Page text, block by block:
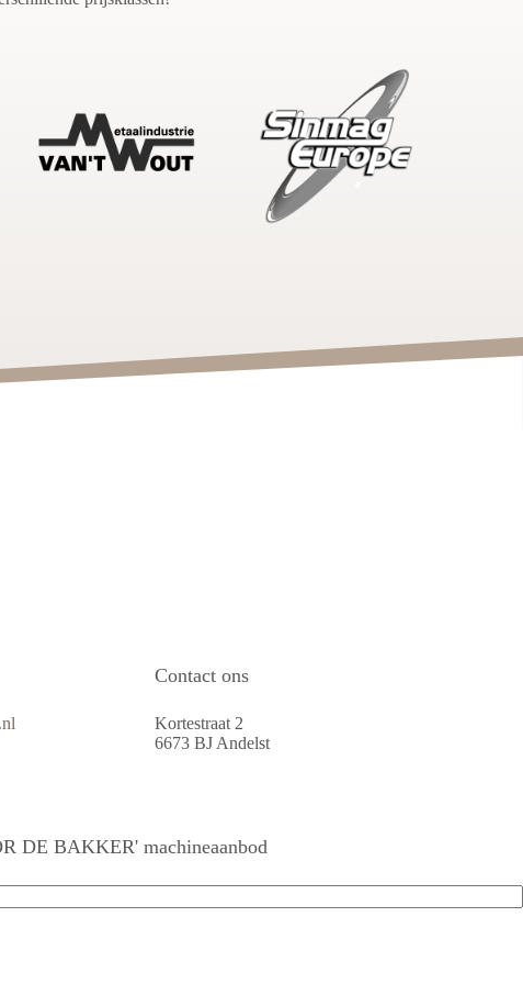
Contact ons
Kortestraat 2
6673 BJ Andelst
DE BAKKER' machineaanbod